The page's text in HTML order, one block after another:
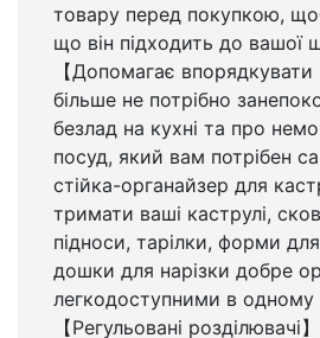
товару перед покупкою,
що він підходить до вашої
【Допомагає
більше не потрібно
безлад на кухні та про
посуд, який вам потрібен
стійка-органайзер для
тримати ваші каструлі,
підноси, тарілки, форми
дошки для нарізки добре
легкодоступними в одному
【Регульовані розділювачі